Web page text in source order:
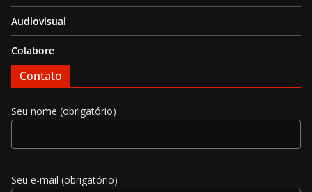
Audiovisual
Colabore
Contato
Seu nome (obrigatório)
Seu e-mail (obrigatório)